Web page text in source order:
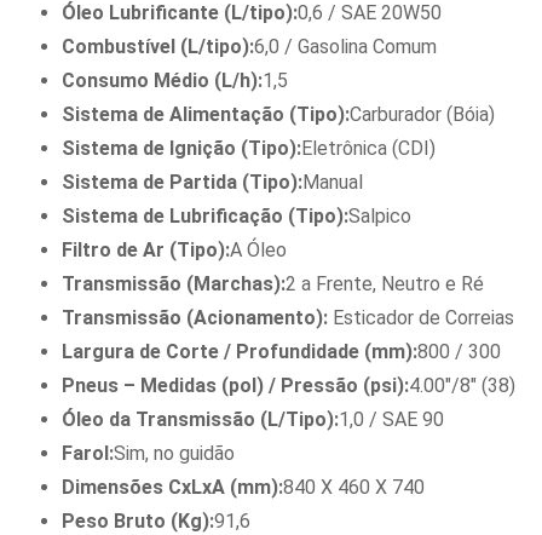
Óleo Lubrificante (L/tipo):0,6 / SAE 20W50
Combustível (L/tipo):6,0 / Gasolina Comum
Consumo Médio (L/h):1,5
Sistema de Alimentação (Tipo):Carburador (Bóia)
Sistema de Ignição (Tipo):Eletrônica (CDI)
Sistema de Partida (Tipo):Manual
Sistema de Lubrificação (Tipo):Salpico
Filtro de Ar (Tipo):A Óleo
Transmissão (Marchas):2 a Frente, Neutro e Ré
Transmissão (Acionamento): Esticador de Correias
Largura de Corte / Profundidade (mm):800 / 300
Pneus – Medidas (pol) / Pressão (psi):4.00″/8″ (38)
Óleo da Transmissão (L/Tipo):1,0 / SAE 90
Farol:Sim, no guidão
Dimensões CxLxA (mm):840 X 460 X 740
Peso Bruto (Kg):91,6